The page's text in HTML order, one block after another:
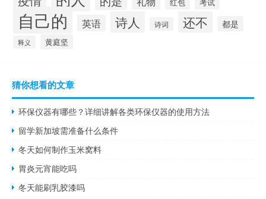
自己的 英语 诗人 诗词 还不 都是
释义 黄庭坚
猜你想看的文章
环保仪器有哪些？详细讲解各类环保仪器的使用方法
留学新加坡需准备什么条件
冬天如何制作玉米窝料
胃炎元宵能吃吗
冬天能刷乳胶漆吗